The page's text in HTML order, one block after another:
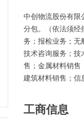
中创物流股份有限
分包。（依法须经
务；报检业务；无
技术咨询服务；技
售；金属材料销售
建筑材料销售；信
工商信息